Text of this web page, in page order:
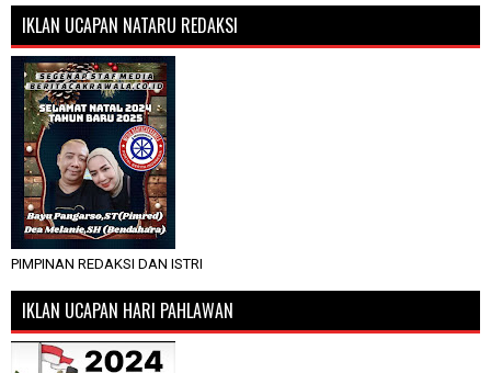
IKLAN UCAPAN NATARU REDAKSI
PIMPINAN REDAKSI DAN ISTRI
IKLAN UCAPAN HARI PAHLAWAN